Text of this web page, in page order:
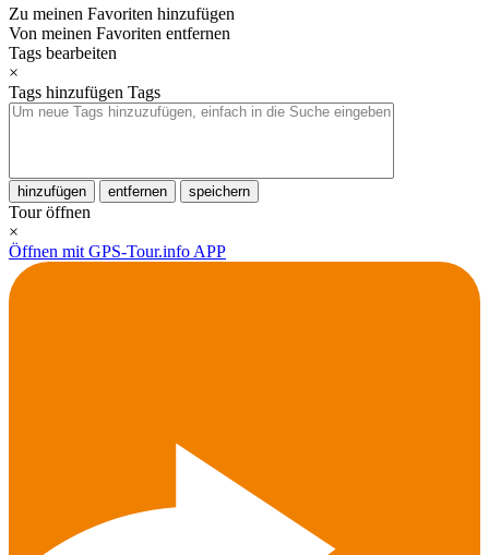
Zu meinen Favoriten hinzufügen
Von meinen Favoriten entfernen
Tags bearbeiten
×
Tags hinzufügen Tags
hinzufügen entfernen speichern
Tour öffnen
×
Öffnen mit GPS-Tour.info APP